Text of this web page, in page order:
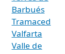
Barbués
Tramaced
Valfarta
Valle de